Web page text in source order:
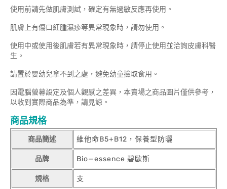
使用前請先做肌膚測試，確定有無過敏反應再使用。
肌膚上有傷口紅腫濕疹等異常現象時，請勿使用。
使用中或使用後肌膚若有異常現象時，請停止使用並洽詢皮膚科醫
生。
請置於嬰幼兒拿不到之處，避免幼童撿取食用。
因電腦螢幕設定及個人觀感之差異，本賣場之商品圖片僅供參考，
以收到實際商品為準，請見諒。
商品規格
商品簡述 維他命B5+B12，保養型防曬
品牌 Bio—essence 碧歐斯
規格 支